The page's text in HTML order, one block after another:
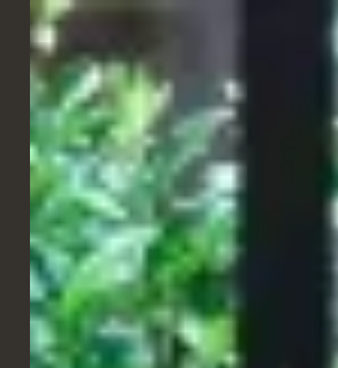
ITALIANO
HOTEL
Riggs Hotel
Washington, DC
Situato nell'ex edificio della Riggs
Nona e la F Street, il Riggs Hotel è stato
splendore con l'aggiunta del Café Riggs al
alle grandi brasserie europee e molto